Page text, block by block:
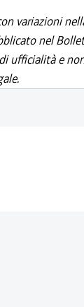
variazioni
nel
ufficialità e